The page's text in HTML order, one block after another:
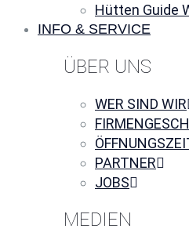
Hütten Guide
INFO & SERVICE
ÜBER UNS
WER SIND WIR
PARTNER
JOBS
MEDIEN